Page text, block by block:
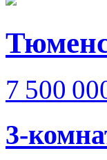
7 500
3-